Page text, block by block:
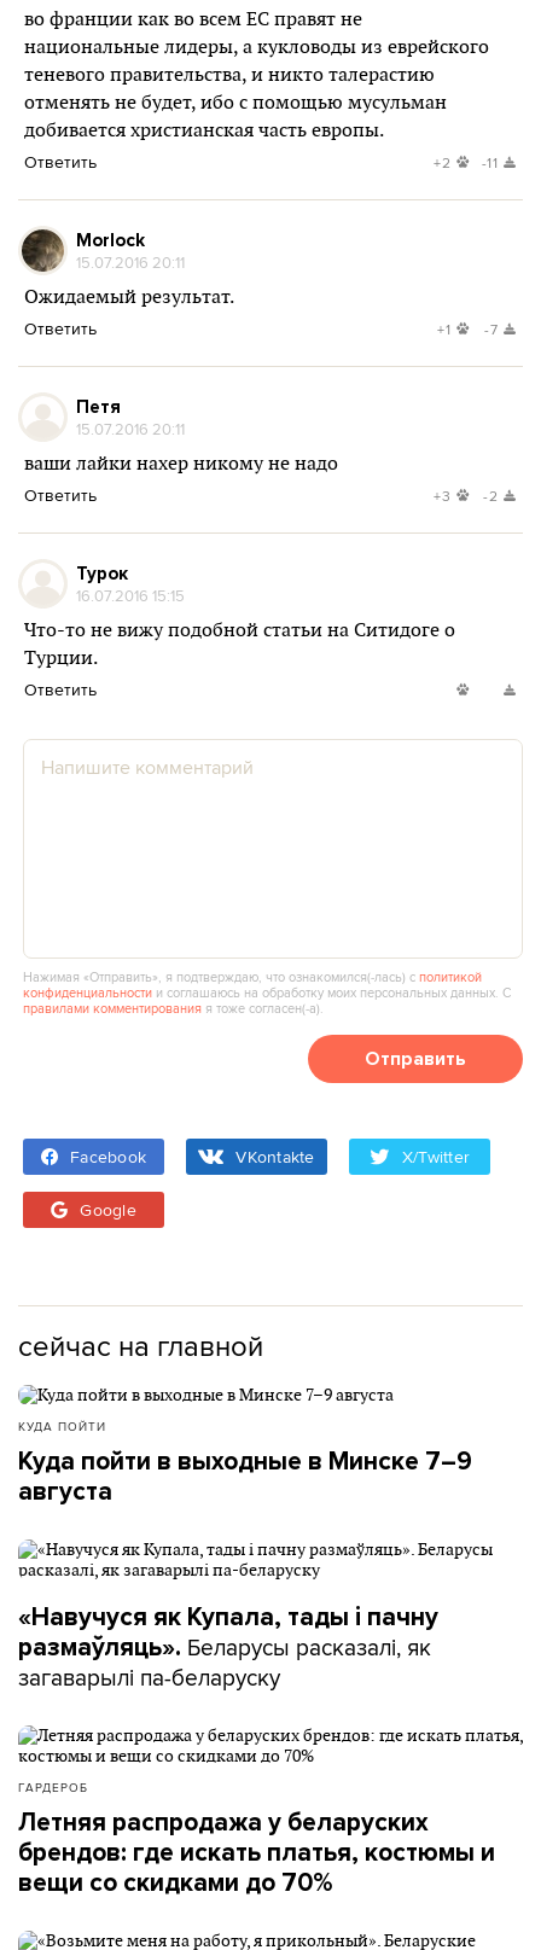
во франции как во всем ЕС правят не
национальные лидеры, а кукловоды из еврейского
теневого правительства, и никто талерастию
отменять не будет, ибо с помощью мусульман
добивается христианская часть европы.
Ответить +2 -11
Morlock
15.07.2016 20:11
Ожидаемый результат.
Ответить +1 -7
Петя
15.07.2016 20:11
ваши лайки нахер никому не надо
Ответить +3 -2
Турок
16.07.2016 15:15
Что-то не вижу подобной статьи на Ситидоге о
Турции.
Ответить
Нажимая «Отправить», я подтверждаю, что ознакомился(‑лась) сполитикой
конфиденциальности и соглашаюсь на обработку моих персональных данных. С
правилами комментирования я тоже согласен(‑а).
Отправить
Facebook VKontakte X/Twitter
Google
сейчас на главной
КУДА ПОЙТИ
Куда пойти в выходные в Минске 7–9
августа
«Навучуся як Купала, тады і пачну
размаўляць». Беларусы расказалі, як
загаварылі па-беларуску
ГАРДЕРОБ
Летняя распродажа у беларуских
брендов: где искать платья, костюмы и
вещи со скидками до 70%